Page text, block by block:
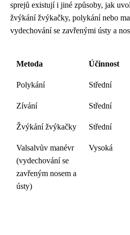
sprejů existují i ​​jiné způsoby, jak
žvýkání žvýkačky, polykání nebo
vydechování se zavřenými ústy a
Metoda Účinnost
Polykání Střední
Zívání Střední
Žvýkání žvýkačky Střední
Valsalvův manévr
(vydechování se
zavřeným nosem a
ústy)
Vysoká